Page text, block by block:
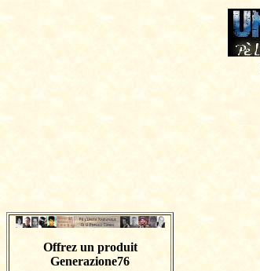
Offrez un produit
Generazione76